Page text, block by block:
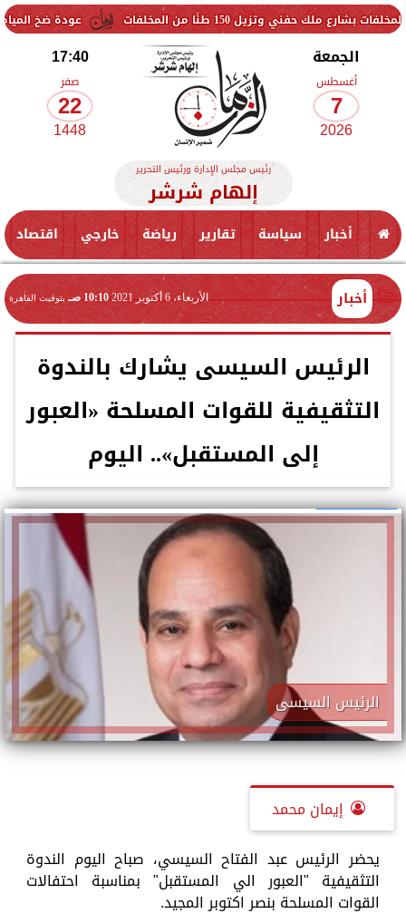
عودة ضخ المياه تدريجيًا 150 طنًا من المخلفات
الجمعة
أغسطس
7
2026
17:40
صفر
22
1448
رئيس مجلس الإدارة ورئيس التحرير
إلهام شرشر
أخبار سياسة تقارير رياضة خارجي اقتصاد
أخبار الأربعاء، 6 أكتوبر 2021 10:10 صـ بتوقيت القاهرة
الرئيس السيسى يشارك بالندوة
التثقيفية للقوات المسلحة «العبور
إلى المستقبل».. اليوم
الرئيس السيسى
إيمان محمد
يحضر الرئيس عبد الفتاح السيسي، صباح اليوم الندوة
التثقيفية "العبور الي المستقبل" بمناسبة احتفالات
القوات المسلحة بنصر اكتوبر المجيد.